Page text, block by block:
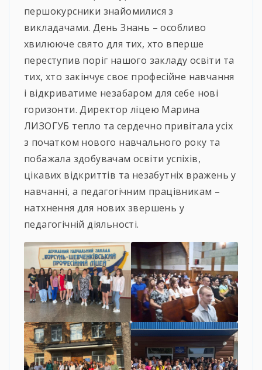
першокурсники знайомилися з
викладачами. День Знань – особливо
хвилююче свято для тих, хто вперше
переступив поріг нашого закладу освіти та
тих, хто закінчує своє професійне навчання
і відкриватиме незабаром для себе нові
горизонти. Директор ліцею Марина
ЛИЗОГУБ тепло та сердечно привітала усіх
з початком нового навчального року та
побажала здобувачам освіти успіхів,
цікавих відкриттів та незабутніх вражень у
навчанні, а педагогічним працівникам –
натхнення для нових звершень у
педагогічній діяльності.